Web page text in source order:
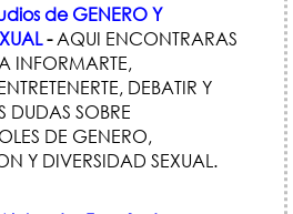
de GENERO Y
-AQUI ENCONTRARAS
INFORMARTE,
DEBATIR Y
DUDAS SOBRE
DE GENERO,
Y DIVERSIDAD SEXUAL.